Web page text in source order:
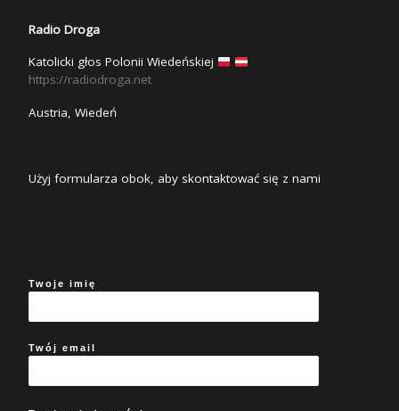
Radio Droga
Katolicki głos Polonii Wiedeńskiej
https://radiodroga.net
Austria, Wiedeń
Użyj formularza obok, aby skontaktować się z nami
Twoje imię
Twój email